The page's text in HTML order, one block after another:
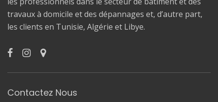
travaux à domicile et des dépannages et, d’autre part,
les clients en Tunisie, Algérie et Libye.
Contactez Nous